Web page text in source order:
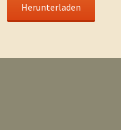
Herunterladen